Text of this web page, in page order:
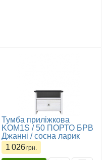
Тумба приліжкова
KOM1S / 50 ПОРТО БРВ
Джанні / сосна ларик
1 026грн.